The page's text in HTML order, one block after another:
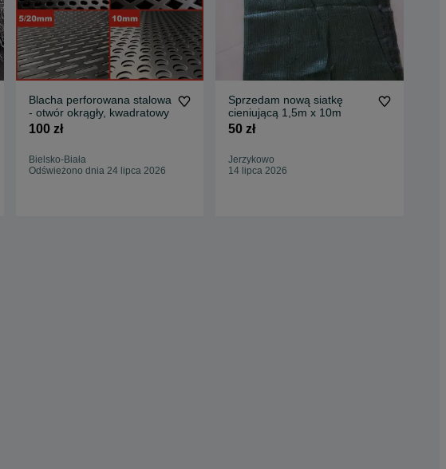
Blacha perforowana stalowa
- otwór okrągły, kwadratowy
100 zł
Bielsko-Biała
Odświeżono dnia 24 lipca 2026
Sprzedam nową siatkę
cieniującą 1,5m x 10m
50 zł
Jerzykowo
14 lipca 2026